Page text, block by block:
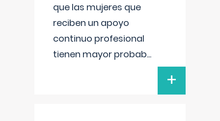
que las mujeres que
reciben un apoyo
continuo profesional
tienen mayor probab...
+